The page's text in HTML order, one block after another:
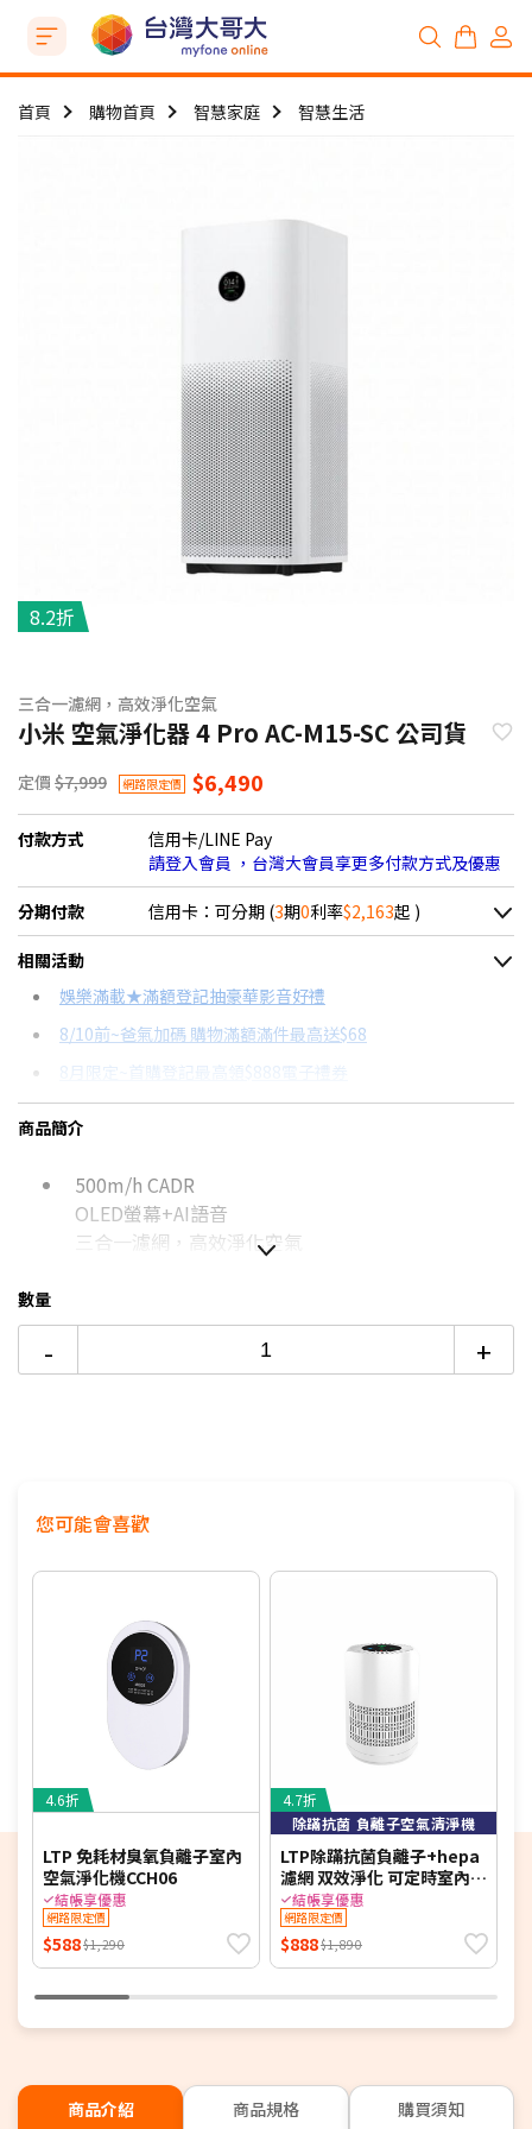
首頁 購物首頁 智慧家庭 智慧生活
8.2折
三合一濾網，高效淨化空氣
小米 空氣淨化器 4 Pro AC-M15-SC 公司貨
定價 $7,999 網路限定價 $6,490
付款方式
信用卡/LINE Pay
請登入會員 ，台灣大會員享更多付款方式及優惠
分期付款 信用卡：可分期 (3期0利率$2,163起 )
＊實際可分期數、適用利率，請以購物車顯示為主
信用卡分期
分期數
12期
24期
每期金額
$297
配合銀行/業者
相關活動
娛樂滿載★滿額登記抽豪華影音好禮
8/10前~爸氣加碼 購物滿額滿件最高送$68
8月限定~首購登記最高領$888電子禮券
8/15前~指定購物滿額最高回饋25%
更多信用卡分期0利率滿額享回饋
智慧家電功能有哪些？→點我看達人教你買
商品簡介
500m/h CADR
OLED螢幕+AI語音
三合一濾網，高效淨化空氣
數量
- +
您可能會喜歡
4.6折
LTP 免耗材臭氧負離子室內
空氣淨化機CCH06
結帳享優惠
網路限定價
$588$1,290
4.7折
除蹣抗菌 負離子空氣清淨機
LTP除蹣抗菌負離子+hepa
濾網 双效淨化 可定時室內空
氣清淨機CCH05
結帳享優惠
網路限定價
$888$1,890
商品介紹 商品規格 購買須知